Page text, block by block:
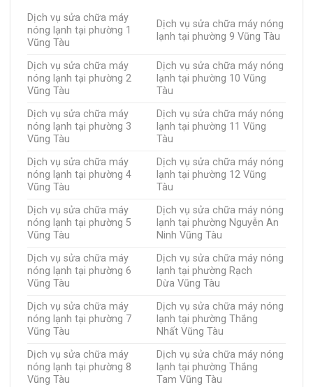
Dịch vụ sửa chữa máy
nóng lạnh tại phường 1
Vũng Tàu
Dịch vụ sửa chữa máy nóng
lạnh tại phường 9 Vũng Tàu
Dịch vụ sửa chữa máy
nóng lạnh tại phường 2
Vũng Tàu
Dịch vụ sửa chữa máy nóng
lạnh tại phường 10 Vũng
Tàu
Dịch vụ sửa chữa máy
nóng lạnh tại phường 3
Vũng Tàu
Dịch vụ sửa chữa máy nóng
lạnh tại phường 11 Vũng
Tàu
Dịch vụ sửa chữa máy
nóng lạnh tại phường 4
Vũng Tàu
Dịch vụ sửa chữa máy nóng
lạnh tại phường 12 Vũng
Tàu
Dịch vụ sửa chữa máy
nóng lạnh tại phường 5
Vũng Tàu
Dịch vụ sửa chữa máy nóng
lạnh tại phường Nguyễn An
Ninh Vũng Tàu
Dịch vụ sửa chữa máy
nóng lạnh tại phường 6
Vũng Tàu
Dịch vụ sửa chữa máy nóng
lạnh tại phường Rạch
Dừa Vũng Tàu
Dịch vụ sửa chữa máy
nóng lạnh tại phường 7
Vũng Tàu
Dịch vụ sửa chữa máy nóng
lạnh tại phường Thắng
Nhất Vũng Tàu
Dịch vụ sửa chữa máy
nóng lạnh tại phường 8
Vũng Tàu
Dịch vụ sửa chữa máy nóng
lạnh tại phường Thắng
Tam Vũng Tàu